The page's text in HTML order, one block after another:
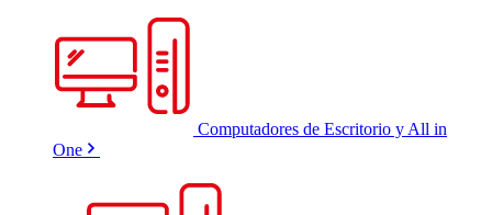
Computadores de Escritorio y All in
One